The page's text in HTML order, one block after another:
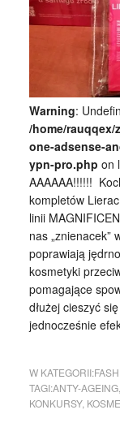
Warning:
/home/
one-adsense-
ypn-pro.php on
AAAAAA!!!!!!
kompletów
linii
nas „znienacek”
poprawiają
kosmetyki
pomagające
dłużej cieszyć
jednocześnie
W KATEGORII:
TAGI:ANTY-AGEING,
KONKURSY,